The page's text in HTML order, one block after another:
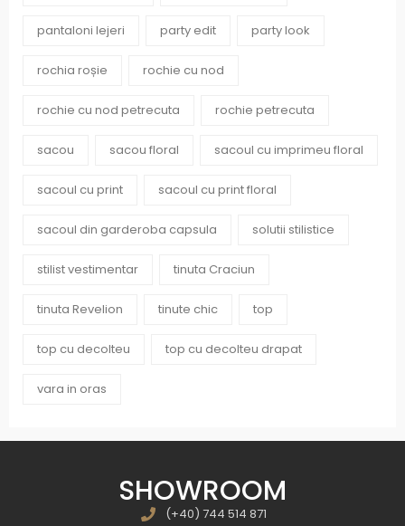
pantaloni lejeri party edit party look
rochia roșie rochie cu nod
rochie cu nod petrecuta rochie petrecuta
sacou sacou floral sacoul cu imprimeu floral
sacoul cu print sacoul cu print floral
sacoul din garderoba capsula solutii stilistice
stilist vestimentar tinuta Craciun
tinuta Revelion tinute chic top
top cu decolteu top cu decolteu drapat
vara in oras
SHOWROOM
(+40) 744 514 871